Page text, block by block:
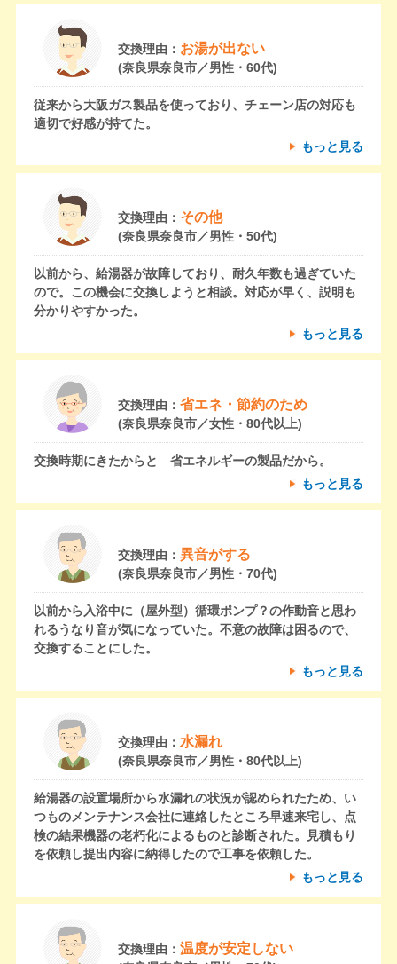
交換理由： お湯が出ない
(奈良県奈良市／男性・60代)
従来から大阪ガス製品を使っており、チェーン店の対応も
適切で好感が持てた。
もっと見る
交換理由： その他
(奈良県奈良市／男性・50代)
以前から、給湯器が故障しており、耐久年数も過ぎていた
ので。この機会に交換しようと相談。対応が早く、説明も
分かりやすかった。
もっと見る
交換理由： 省エネ・節約のため
(奈良県奈良市／女性・80代以上)
交換時期にきたからと 省エネルギーの製品だから。
もっと見る
交換理由： 異音がする
(奈良県奈良市／男性・70代)
以前から入浴中に（屋外型）循環ポンプ？の作動音と思わ
れるうなり音が気になっていた。不意の故障は困るので、
交換することにした。
もっと見る
交換理由： 水漏れ
(奈良県奈良市／男性・80代以上)
給湯器の設置場所から水漏れの状況が認められたため、い
つものメンテナンス会社に連絡したところ早速来宅し、点
検の結果機器の老朽化によるものと診断された。見積もり
を依頼し提出内容に納得したので工事を依頼した。
もっと見る
交換理由： 温度が安定しない